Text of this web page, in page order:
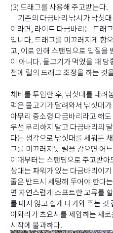
(3) 드래그를 사용해 주고받는다.
기존의 다금바리 낚시가 낚싯
이라면, 라이트 다금바리는 드래
입니다. 드래그를 미끄러지게 함
고, 이로 인해 스탠딩으로 입질을
이 아니다. 물고기가 먹었을 때
전에 릴의 드래그 조정을 하는 것
채비를 투입한 후, 낚싯대를 내려
먹은 물고기가 달려와서 낚싯대
아무리 중소형 다금바리라고 해
우선 무리하지 말고 다금바리의
다는 생각으로 낚싯대를 세워둔
그를 미끄러지듯 릴을 감으면 어
이때부터는 스탠딩으로 주고받
상대는 파워가 있는 다금바리이
줄은 반드시 세팅해 두어야 한다
면 자연스럽게 소프트한 교류를
를 내지 않고 쉽게 다가와 주는
야와라가 츠요시를 제압하는 새
시작에 불과하다.